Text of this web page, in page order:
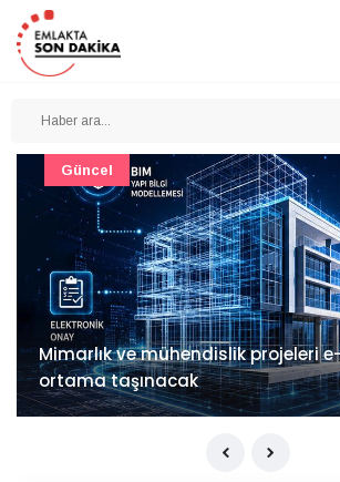
Mimarlık ve mühendislik projeleri
ortama taşınacak
Güncel